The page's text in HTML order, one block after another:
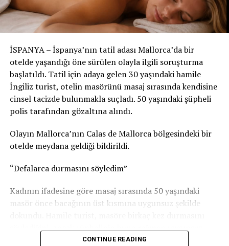
Özetle; Alanya semalarında çekilen bu kısa video,
modern yaşamın getirdiği sosyal medya kültürü ile
geleneksel ve dini değerlerin çakıştığı noktada toplumun
olaya ne kadar farklı açılardan bakabildiğini bir kez daha
gözler önüne seriyor.
İSPANYA – İspanya’nın tatil adası Mallorca’da bir
otelde yaşandığı öne sürülen olayla ilgili soruşturma
başlatıldı. Tatil için adaya gelen 30 yaşındaki hamile
İngiliz turist, otelin masörünü masaj sırasında kendisine
cinsel tacizde bulunmakla suçladı. 50 yaşındaki şüpheli
polis tarafından gözaltına alındı.
Olayın Mallorca’nın Calas de Mallorca bölgesindeki bir
otelde meydana geldiği bildirildi.
“Defalarca durmasını söyledim”
Kadının ifadesine göre masaj sırasında 50 yaşındaki
masör önce bacağının üst kısmına uygunsuz şekilde
dokunuşlarını sürdürdüğünü öne sürdü.
CONTINUE READING